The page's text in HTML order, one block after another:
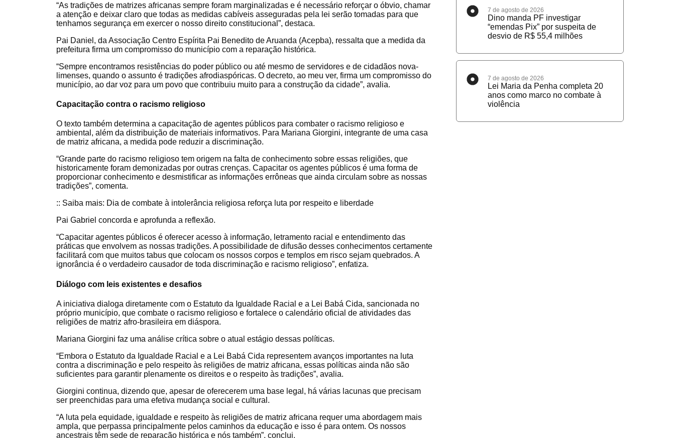
“As tradições de matrizes africanas sempre foram marginalizadas e é necessário reforçar o óbvio, chamar
a atenção e deixar claro que todas as medidas cabíveis asseguradas pela lei serão tomadas para que
tenhamos segurança em exercer o nosso direito constitucional”, destaca.
Pai Daniel, da Associação Centro Espírita Pai Benedito de Aruanda (Acepba), ressalta que a medida da
prefeitura firma um compromisso do município com a reparação histórica.
“Sempre encontramos resistências do poder público ou até mesmo de servidores e de cidadãos nova-
limenses, quando o assunto é tradições afrodiaspóricas. O decreto, ao meu ver, firma um compromisso do
município, ao dar voz para um povo que contribuiu muito para a construção da cidade”, avalia.
Capacitação contra o racismo religioso
O texto também determina a capacitação de agentes públicos para combater o racismo religioso e
ambiental, além da distribuição de materiais informativos. Para Mariana Giorgini, integrante de uma casa
de matriz africana, a medida pode reduzir a discriminação.
“Grande parte do racismo religioso tem origem na falta de conhecimento sobre essas religiões, que
historicamente foram demonizadas por outras crenças. Capacitar os agentes públicos é uma forma de
proporcionar conhecimento e desmistificar as informações errôneas que ainda circulam sobre as nossas
tradições”, comenta.
:: Saiba mais: Dia de combate à intolerância religiosa reforça luta por respeito e liberdade
Pai Gabriel concorda e aprofunda a reflexão.
“Capacitar agentes públicos é oferecer acesso à informação, letramento racial e entendimento das
práticas que envolvem as nossas tradições. A possibilidade de difusão desses conhecimentos certamente
facilitará com que muitos tabus que colocam os nossos corpos e templos em risco sejam quebrados. A
ignorância é o verdadeiro causador de toda discriminação e racismo religioso”, enfatiza.
Diálogo com leis existentes e desafios
A iniciativa dialoga diretamente com o Estatuto da Igualdade Racial e a Lei Babá Cida, sancionada no
próprio município, que combate o racismo religioso e fortalece o calendário oficial de atividades das
religiões de matriz afro-brasileira em diáspora.
Mariana Giorgini faz uma análise crítica sobre o atual estágio dessas políticas.
“Embora o Estatuto da Igualdade Racial e a Lei Babá Cida representem avanços importantes na luta
contra a discriminação e pelo respeito às religiões de matriz africana, essas políticas ainda não são
suficientes para garantir plenamente os direitos e o respeito às tradições”, avalia.
Giorgini continua, dizendo que, apesar de oferecerem uma base legal, há várias lacunas que precisam
ser preenchidas para uma efetiva mudança social e cultural.
“A luta pela equidade, igualdade e respeito às religiões de matriz africana requer uma abordagem mais
ampla, que perpassa principalmente pelos caminhos da educação e isso é para ontem. Os nossos
ancestrais têm sede de reparação histórica e nós também”, conclui.
7 de agosto de 2026
Dino manda PF investigar
“emendas Pix” por suspeita de
desvio de R$ 55,4 milhões
7 de agosto de 2026
Lei Maria da Penha completa 20
anos como marco no combate à
violência